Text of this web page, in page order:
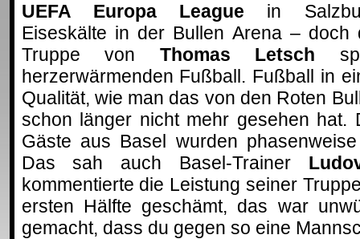
UEFA Europa League in
Eiseskälte in der Bullen Arena – doch
Truppe von Thomas Letsch
herzerwärmenden Fußball. Fußball in
Qualität, wie man das von den Roten
schon länger nicht mehr gesehen hat.
Gäste aus Basel wurden
Das sah auch Basel-Trainer
kommentierte die Leistung seiner
ersten Hälfte geschämt, das war
gemacht, dass du gegen so eine